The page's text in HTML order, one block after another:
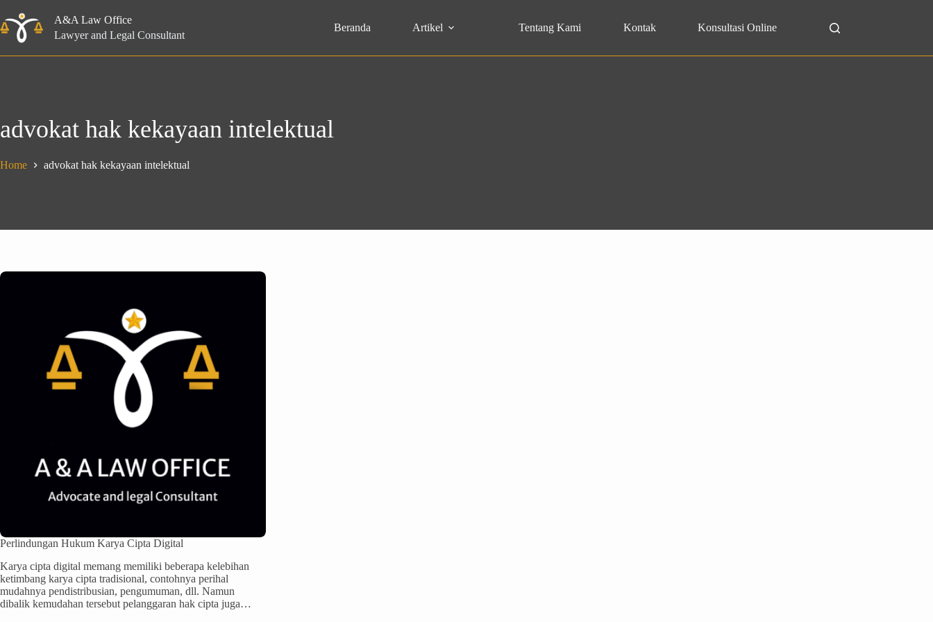
to
content
A&A Law Office
Lawyer and Legal Consultant
Beranda Artikel Tentang Kami Kontak Konsultasi Online
advokat hak kekayaan intelektual
Home advokat hak kekayaan intelektual
Perlindungan Hukum Karya Cipta Digital
Karya cipta digital memang memiliki beberapa kelebihan
ketimbang karya cipta tradisional, contohnya perihal
mudahnya pendistribusian, pengumuman, dll. Namun
dibalik kemudahan tersebut pelanggaran hak cipta juga…